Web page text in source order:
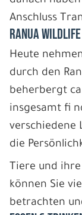
Anschluss
RANUA
Heute
durch den
beherbergt
insgesamt fi
verschiedene
die
Tiere und
können Sie
betrachten